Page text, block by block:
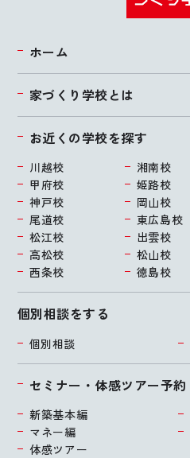
ホーム
家づくり学校とは
個別相談をする
個別相談
セミナー・体感ツアー予約
新築基本編
マネー編
体感ツアー
お近くの学校を探す
川越校 湘南校
甲府校
姫路校
神戸校
岡山校
尾道校
東広島校
松江校
出雲校
高松校
松山校
西条校
徳島校